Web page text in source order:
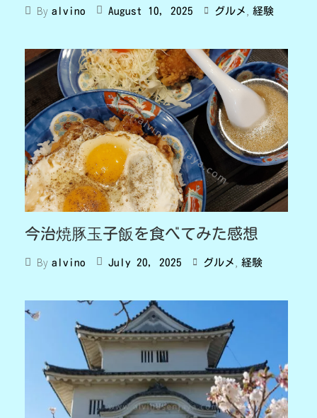
By alvino August 10, 2025 グルメ , 経験
今治焼豚玉子飯を食べてみた感想
By alvino July 20, 2025 グルメ , 経験